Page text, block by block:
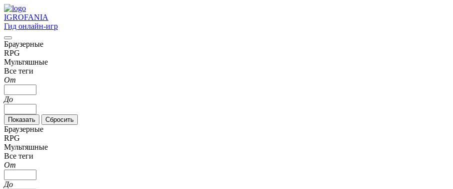
IGROFANIA
Гид онлайн-игр
Браузерные
RPG
Мультяшные
Все теги
От
До
Браузерные
RPG
Мультяшные
Все теги
От
До